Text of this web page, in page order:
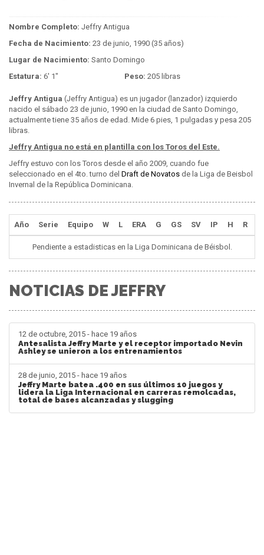
Nombre Completo: Jeffry Antigua
Fecha de Nacimiento: 23 de junio, 1990 (35 años)
Lugar de Nacimiento: Santo Domingo
Estatura: 6' 1" Peso: 205 libras
Jeffry Antigua (Jeffry Antigua) es un jugador (lanzador) izquierdo
nacido el sábado 23 de junio, 1990 en la ciudad de Santo Domingo,
actualmente tiene 35 años de edad. Mide 6 pies, 1 pulgadas y pesa 205
libras.
Jeffry Antigua no está en plantilla con los Toros del Este.
Jeffry estuvo con los Toros desde el año 2009, cuando fue
seleccionado en el 4to. turno del Draft de Novatos de la Liga de Beisbol
Invernal de la República Dominicana.
Año Serie Equipo W L ERA G GS SV IP H R
Pendiente a estadisticas en la Liga Dominicana de Béisbol.
NOTICIAS DE JEFFRY
12 de octubre, 2015 - hace 19 años
Antesalista Jeffry Marte y el receptor importado Nevin
Ashley se unieron a los entrenamientos
28 de junio, 2015 - hace 19 años
Jeffry Marte batea .400 en sus últimos 10 juegos y
lidera la Liga Internacional en carreras remolcadas,
total de bases alcanzadas y slugging